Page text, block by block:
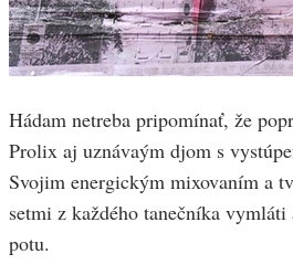
Hádam netreba pripomínať, že
Prolix aj uznávaým djom s
Svojim energickým mixovaním a
setmi z každého tanečníka
potu.